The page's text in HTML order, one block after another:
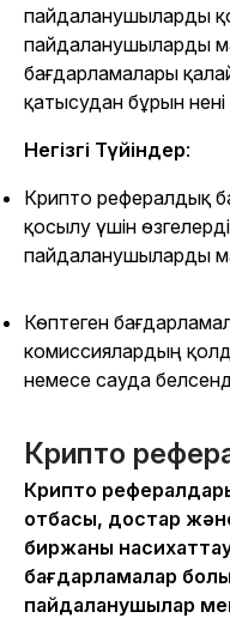
пайдаланушыларды
пайдаланушыларды
бағдарламалары
қатысудан бұрын нені
Негізгі Түйіндер:
Крипто рефералдық
қосылу үшін
пайдаланушыларды
Көптеген
комиссиялардың
немесе сауда
Крипто
Крипто
отбасы, достар
биржаны
бағдарламалар
пайдаланушылар